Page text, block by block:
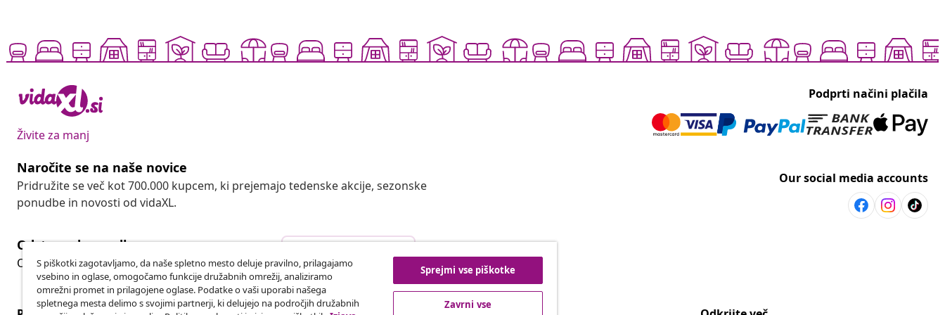
Živite za manj
Podprti načini plačila
Naročite se na naše novice
Pridružite se več kot 700.000 kupcem, ki prejemajo tedenske akcije, sezonske
ponudbe in novosti od vidaXL.
Our social media accounts
Odstop od pogodbe
Oddaj zahtevek za odstop od naročila.
Odstop od pogodbe
S piškotki zagotavljamo, da naše spletno mesto deluje pravilno, prilagajamo
vsebino in oglase, omogočamo funkcije družabnih omrežij, analiziramo
omrežni promet in prilagojene oglase. Podatke o vaši uporabi našega
spletnega mesta delimo s svojimi partnerji, ki delujejo na področjih družabnih
Sprejmi vse piškotke
Zavrni vse